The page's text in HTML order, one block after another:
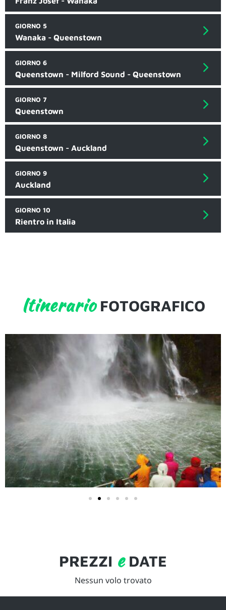
GIORNO 5
Wanaka - Queenstown
GIORNO 6
Queenstown - Milford Sound - Queenstown
GIORNO 7
Queenstown
GIORNO 8
Queenstown - Auckland
GIORNO 9
Auckland
GIORNO 10
Rientro in Italia
ItinerarioFOTOGRAFICO
PREZZI eDATE
Nessun volo trovato